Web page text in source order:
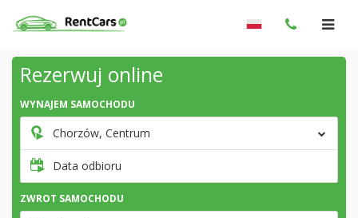
Rezerwuj online
WYNAJEM SAMOCHODU
Chorzów, Centrum
Data odbioru
ZWROT SAMOCHODU